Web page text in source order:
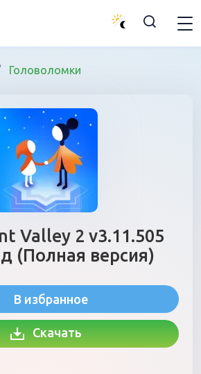
Головоломки
Valley 2 v3.11.505
(Полная версия)
В избранное
Скачать